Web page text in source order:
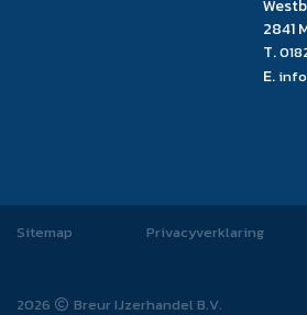
2841
T.
E.
Sitemap Privacyverklaring
2026
Breur IJzerhandel B.V.